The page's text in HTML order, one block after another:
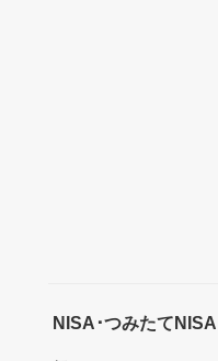
NISA･つみたてNISA